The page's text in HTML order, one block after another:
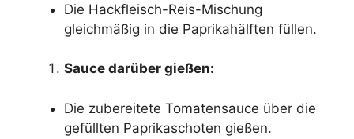
Die Hackfleisch-Reis-Mischung
gleichmäßig in die Paprikahälften füllen.
Sauce darüber gießen:
Die zubereitete Tomatensauce über die
gefüllten Paprikaschoten gießen.